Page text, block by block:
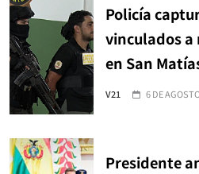
Policía
vinculados a
en San
V21 6 DE
Presidente